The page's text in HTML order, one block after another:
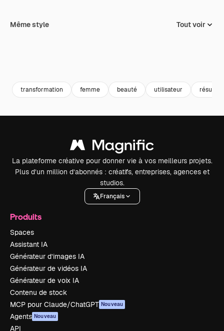
Même style Tout voir
transformation femme beauté utilisateur résultats
La plateforme créative pour donner vie à vos meilleurs projets.
Plus d’un million d’abonnés : créatifs, entreprises, agences et
studios.
Français
Produits
Spaces
Assistant IA
Générateur d’images IA
Générateur de vidéos IA
Générateur de voix IA
Contenu de stock
MCP pour Claude/ChatGPT Nouveau
Agents Nouveau
API